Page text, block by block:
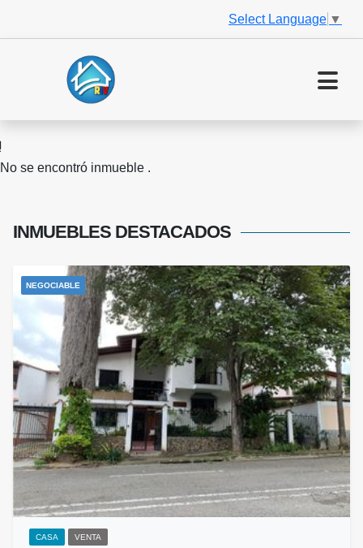
Select Language ▼
No se encontró inmueble .
INMUEBLES DESTACADOS
NEGOCIABLE
CASA VENTA